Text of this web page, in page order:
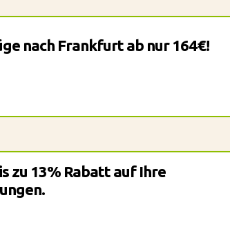
nach Frankfurt ab nur 164€!
zu 13% Rabatt auf Ihre